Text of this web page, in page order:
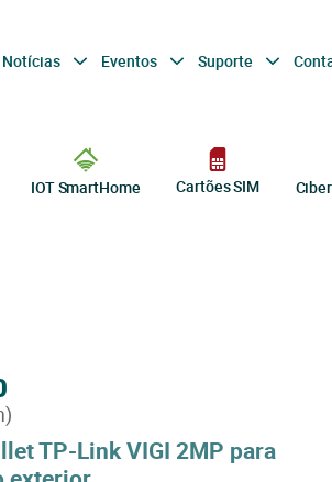
Notícias Eventos Suporte
IOT SmartHome Cartões SIM
TP-Link VIGI 2MP para